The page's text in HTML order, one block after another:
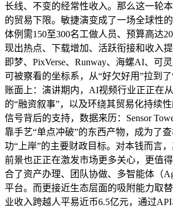
长线、不变的经常性收入。那么这一轮
的贸易下限。敏捷演变成了一场全球性
体例需150至300名工做人员、预算高达
现出热点、下载增加、活跃衔接和收入
即梦、PixVerse、Runway、海螺AI、可
可被察看的坐标系，从“好欠好用”拉到
账面上：演讲期内，AI视频行业正正在
的“融资叙事”，以及环绕其贸易化持续
信号背后的支持，数据来历：Sensor
靠手艺“单点冲破”的东西产物，成为了
功“上岸”的主要财政目标。对本钱而言
前景也正正在激发市场更多关心，更值
合了资产办理、团队协做、多智能体（
平台。而更接近生态层面的吸附能力取
业收入跨越人平易近币6.5亿元，通过API